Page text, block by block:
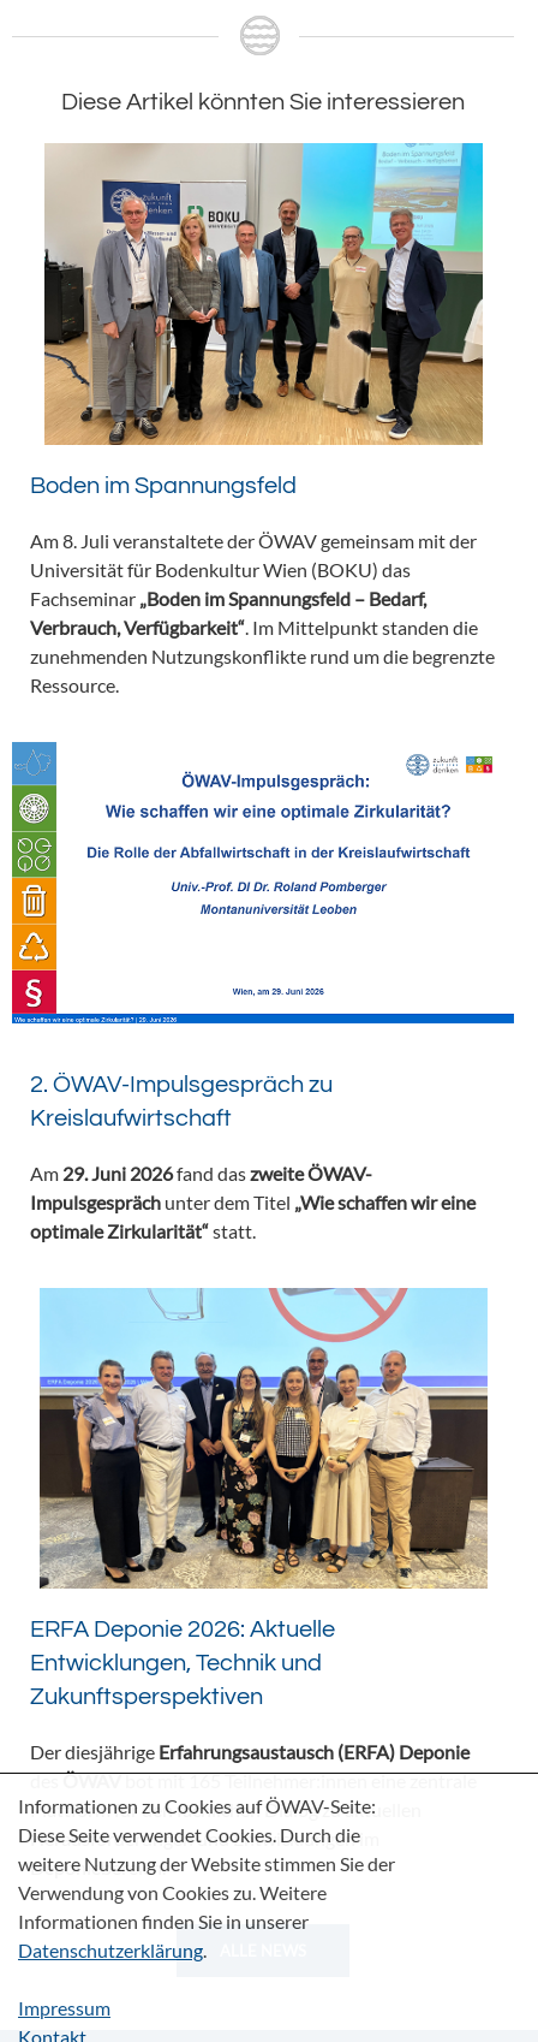
Diese Artikel könnten Sie interessieren
Boden im Spannungsfeld
Am 8. Juli veranstaltete der ÖWAV gemeinsam mit der
Universität für Bodenkultur Wien (BOKU) das
Fachseminar „Boden im Spannungsfeld – Bedarf,
Verbrauch, Verfügbarkeit“ . Im Mittelpunkt standen die
zunehmenden Nutzungskonflikte rund um die begrenzte
Ressource.
2. ÖWAV-Impulsgespräch zu
Kreislaufwirtschaft
Am 29. Juni 2026fand daszweite ÖWAV-
Impulsgespräch unter dem Titel „Wie schaffen wir eine
optimale Zirkularität“statt.
ERFA Deponie 2026: Aktuelle
Entwicklungen, Technik und
Zukunftsperspektiven
Der diesjährige Erfahrungsaustausch (ERFA) Deponie
desÖWAVbot mit 165 Teilnehmer:innen eine zentrale
Plattform für den fachlichen Dialog zu aktuellen
Herausforderungen und Entwicklungen im
Deponiebereich.
Informationen zu Cookies auf ÖWAV-Seite:
Diese Seite verwendet Cookies. Durch die
weitere Nutzung der Website stimmen Sie der
Verwendung von Cookies zu. Weitere
Informationen finden Sie in unserer
Datenschutzerklärung.
Impressum
Kontakt